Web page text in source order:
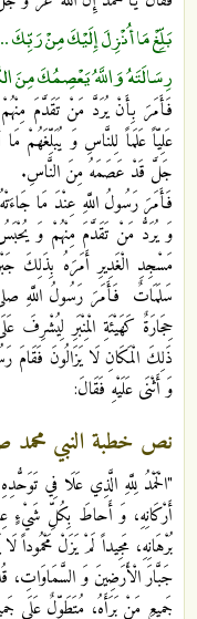
بَلِّغْ مَا أُنْزِلَ إِلَيْكَ مِنْ رَبِّكَ
رِسَالَتَهُ وَاللَّهُ يَعْصِمُكَ مِنَ
فَأَمَرَ بِأَنْ يُرَدَّ مَنْ تَقَدَّمَ
عَلِيّاً عَلَماً لِلنَّاسِ وَ يُبَلِّغَهُمْ
جَلَّ قَدْ عَصَمَهُ مِنَ النَّاسِ.
فَأَمَرَ رَسُولُ اللَّهِ عِنْدَ مَا
وَ يُرَدُّ مَنْ تَقَدَّمَ مِنْهُمْ وَ
مَسْجِدِ الْغَدِيرِ أَمَرَهُ بِذَلِكَ
سَلَمَاتٌ‏ فَأَمَرَ رَسُولُ‏ اللَّهِ
حِجَارَةٌ كَهَيْئَةِ الْمِنْبَرِ
ذَلِكَ الْمَكَانِ لَا يَزَالُونَ فَقَامَ
وَ أَثْنَى عَلَيْهِ فَقَالَ:
نص خطبة النبي محمد
"الْحَمْدُ لِلَّهِ‏ الَّذِي‏ عَلَا فِي‏
أَرْكَانِهِ، وَ أَحاطَ بِكُلِّ شَيْ‏ءٍ
بُرْهَانِهِ، مَجِيداً لَمْ يَزَلْ
جَبَّارَ الْأَرَضِينَ وَ
جَمِيعِ مَنْ بَرَأَهُ، مُتَطَوِّلٌ عَلَى